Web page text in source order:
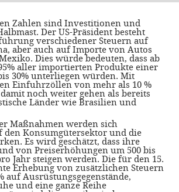
Zahlen sind Investitionen und
Der US-Präsident besteht
verschiedener Steuern auf
aber auch auf Importe von Autos
Dies würde bedeuten, dass ab
aller importierten Produkte einer
30% unterliegen würden. Mit
Einfuhrzöllen von mehr als 10 %
noch weiter gehen als bereits
Länder wie Brasilien und
Maßnahmen werden sich
den Konsumgütersektor und die
Es wird geschätzt, dass ihre
von Preiserhöhungen um 500 bis
Jahr steigen werden. Die für den 15.
Erhebung von zusätzlichen Steuern
auf Ausrüstungsgegenstände,
und eine ganze Reihe